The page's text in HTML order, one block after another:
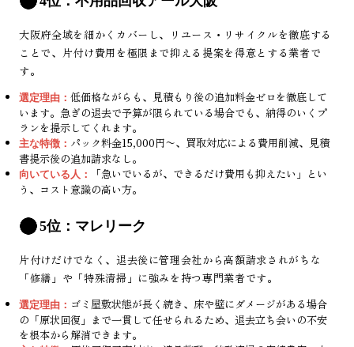
大阪府全域を細かくカバーし、リユース・リサイクルを徹底する
ことで、片付け費用を極限まで抑える提案を得意とする業者で
す。
選定理由： 低価格ながらも、見積もり後の追加料金ゼロを徹底して
います。急ぎの退去で予算が限られている場合でも、納得のいくプ
ランを提示してくれます。
主な特徴： パック料金15,000円〜、買取対応による費用削減、見積
書提示後の追加請求なし。
向いている人：
「急いでいるが、できるだけ費用も抑えたい」とい
う、コスト意識の高い方。
5位：マレリーク
片付けだけでなく、退去後に管理会社から高額請求されがちな
「修繕」や「特殊清掃」に強みを持つ専門業者です。
選定理由： ゴミ屋敷状態が長く続き、床や壁にダメージがある場合
の「原状回復」まで一貫して任せられるため、退去立ち会いの不安
を根本から解消できます。